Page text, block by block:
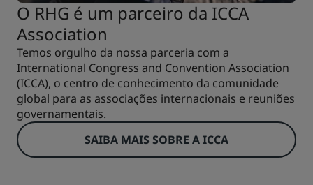
O RHG é um parceiro da ICCA
Association
Temos orgulho da nossa parceria com a
International Congress and Convention Association
(ICCA), o centro de conhecimento da comunidade
global para as associações internacionais e reuniões
governamentais.
SAIBA MAIS SOBRE A ICCA